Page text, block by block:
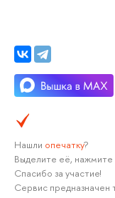
Нашли опечатку?
Выделите её,
Спасибо за участие!
Сервис предназначен